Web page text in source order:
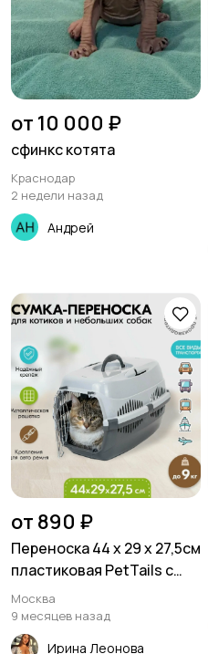
от 10 000 ₽
сфинкс котята
Краснодар
2 недели назад
Андрей
от 890 ₽
Переноска 44 х 29 х 27,5см
пластиковая PetTails с
металлической дверце
Москва
9 месяцев назад
Ирина Леонова